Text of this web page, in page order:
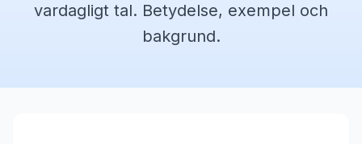
vardagligt tal. Betydelse, exempel och
bakgrund.